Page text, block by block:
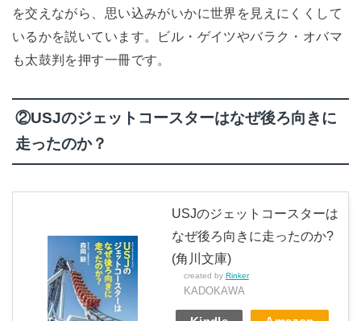
を交えながら、思い込みがいかに世界を見えにくくして
いるかを説いています。ビル・ゲイツやバラク・オバマ
も太鼓判を押す一冊です。
②USJのジェットコースターはなぜ後ろ向きに
走ったのか？
USJのジェットコースターは
なぜ後ろ向きに走ったのか?
(角川文庫)
created by Rinker
KADOKAWA